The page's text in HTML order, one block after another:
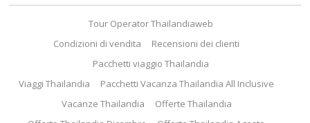
Tour Operator Thailandiaweb
Condizioni di vendita
Recensioni dei clienti
Pacchetti viaggio Thailandia
Viaggi Thailandia
Pacchetti Vacanza Thailandia All Inclusive
Vacanze Thailandia
Offerte Thailandia